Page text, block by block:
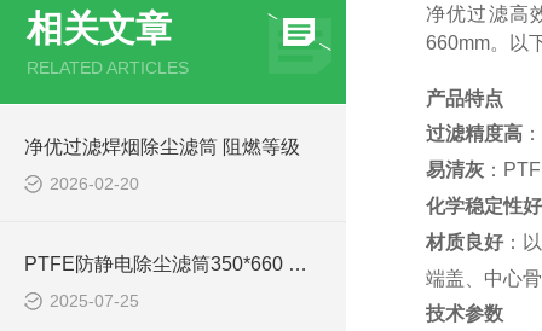
相关文章
RELATED ARTICLES
净优过滤焊烟除尘滤筒 阻燃等级
2026-02-20
PTFE防静电除尘滤筒350*660 效率
2025-07-25
净优过滤高
660mm。以
产品特点
过滤精度高
易清灰：
化学稳定性好
材质良好：
端盖、中心
技术参数